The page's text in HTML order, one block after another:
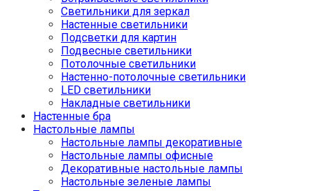
Светильники для зеркал
Настенные светильники
Подсветки для картин
Подвесные светильники
Потолочные светильники
Настенно-потолочные светильники
LED светильники
Накладные светильники
Настенные бра
Настольные лампы
Настольные лампы декоративные
Настольные лампы офисные
Декоративные настольные лампы
Настольные зеленые лампы